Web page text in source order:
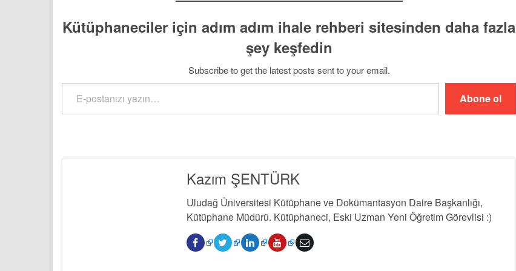
Kütüphaneciler için adım adım ihale rehberi sitesinden daha fazla
şey keşfedin
Subscribe to get the latest posts sent to your email.
E-postanızı yazın…
Abone ol
Kazım ŞENTÜRK
Uludağ Üniversitesi Kütüphane ve Dokümantasyon Daire Başkanlığı,
Kütüphane Müdürü. Kütüphaneci, Eski Uzman Yeni Öğretim Görevlisi :)